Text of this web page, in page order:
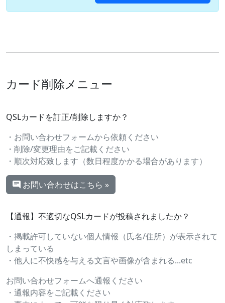
カード削除メニュー
QSLカードを訂正/削除しますか？
・お問い合わせフォームから依頼ください
・削除/変更理由をご記載ください
・順次対応致します（数日程度かかる場合があります）
お問い合わせはこちら »
【通報】不適切なQSLカードが投稿されましたか？
・掲載許可していない個人情報（氏名/住所）が表示されて
しまっている
・他人に不快感を与える文言や画像が含まれる...etc
お問い合わせフォームへ通報ください
・通報内容をご記載ください